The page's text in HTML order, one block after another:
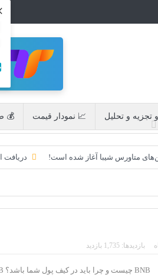
تجزیه و تحلیل 📈 نمودار قیمت 💰
دریافت متاورس شیبا آغاز شده است!
بازدیدها: 1,735 بازدید